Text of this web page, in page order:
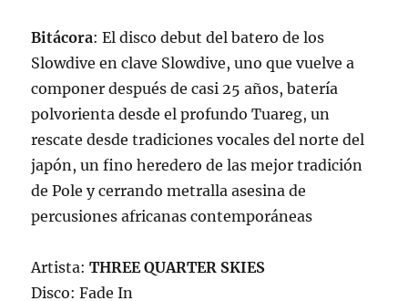
Bitácora: El disco debut del batero de los
Slowdive en clave Slowdive, uno que vuelve a
componer después de casi 25 años, batería
polvorienta desde el profundo Tuareg, un
rescate desde tradiciones vocales del norte del
japón, un fino heredero de las mejor tradición
de Pole y cerrando metralla asesina de
percusiones africanas contemporáneas
Artista:THREE QUARTER SKIES
Disco: Fade In